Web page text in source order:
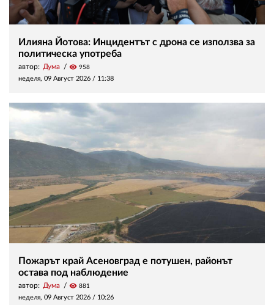
Илияна Йотова: Инцидентът с дрона се използва за
политическа употреба
автор: Дума visibility 958
неделя, 09 Август 2026 / 11:38
Пожарът край Асеновград е потушен, районът
остава под наблюдение
автор: Дума visibility 881
неделя, 09 Август 2026 / 10:26